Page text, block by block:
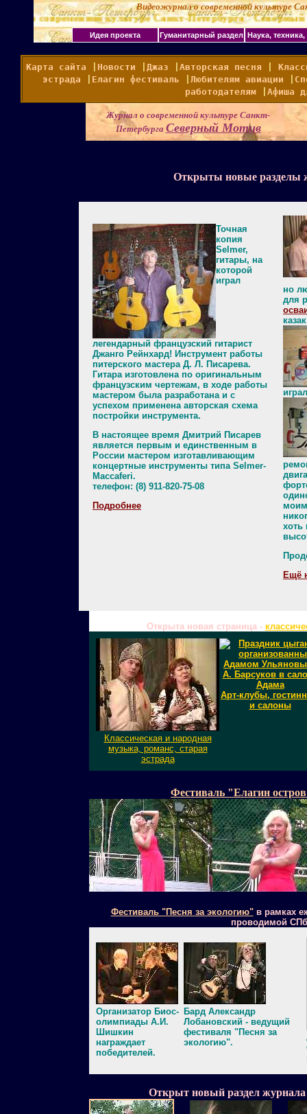
Видеожурнал о современной культуре
культуре Санкт-Петербурга "Северный Мотив" это
Идея проекта Гуманитарный раздел Наука, техника,
Карта сайта Новости Джаз Авторская песня
эстрада
Елагин фестиваль Любителям авиации
работодателям
Афиша
Журнал о современной культуре Санкт-
Петербурга Северный Мотив
Открыты новые разделы
Точная
копия
Selmer,
гитары, на
которой
играл
легендарный французский гитарист
Джанго Рейнхард! Инструмент работы
питерского мастера Д. Л. Писарева.
Гитара изготовлена по оригинальным
французским чертежам, в ходе работы
мастером была разработана и с
успехом применена авторская схема
постройки инструмента.
В настоящее время Дмитрий Писарев
является первым и единственным в
России мастером изготавливающим
концертные инструменты типа Selmer-
Maccaferi.
телефон: (8) 911-820-75-08
Подробнее
но
для
хоть
Ещё
Открыта новая страница -
Классическая и народная
музыка, романс, старая
эстрада
Арт-клубы,
и салоны
Фестиваль "Елагин
Фестиваль "Песня за экологию"в рамках
проводимой
Организатор Биос-
олимпиады А.И.
Шишкин
награждает
победителей.
Бард Александр
Лобановский - ведущий
фестиваля "Песня за
экологию".
Открыт новый раздел